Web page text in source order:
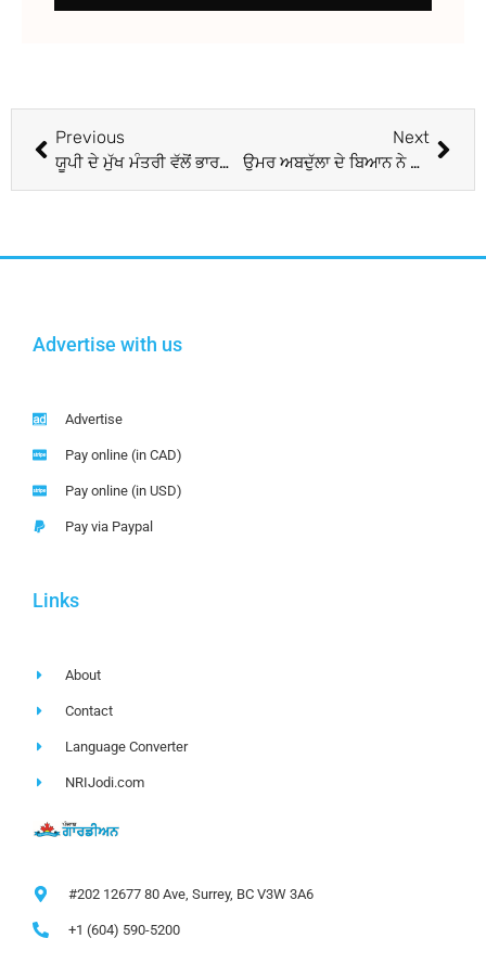
Previous
ਯੂਪੀ ਦੇ ਮੁੱਖ ਮੰਤਰੀ ਵੱਲੋਂ ਭਾਰਤੀ ਸੈਨਾ ਨੂੰ ‘ਮੋਦੀ ਸੈਨਾ ਆਖਣ ਦਾ ਵਿਵਾਦਤ ਬਿਆਨ
Next
ਉਮਰ ਅਬਦੁੱਲਾ ਦੇ ਬਿਆਨ ਨੇ ਪਾਇਆਂ ਭੜਥੂ: ਮੋਦੀ ਨੇ ਕਾਂਗਰਸ ਤੋਂ ਮੰਗਿਆ ਜਵਾਬ
Advertise with us
Advertise
Pay online (in CAD)
Pay online (in USD)
Pay via Paypal
Links
About
Contact
Language Converter
NRIJodi.com
#202 12677 80 Ave, Surrey, BC V3W 3A6
+1 (604) 590-5200